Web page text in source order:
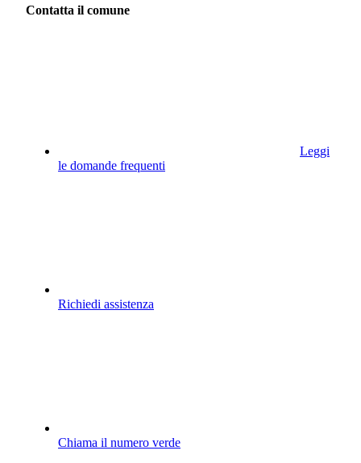
Contatta il comune
Leggi
le domande frequenti
Richiedi assistenza
Chiama il numero verde